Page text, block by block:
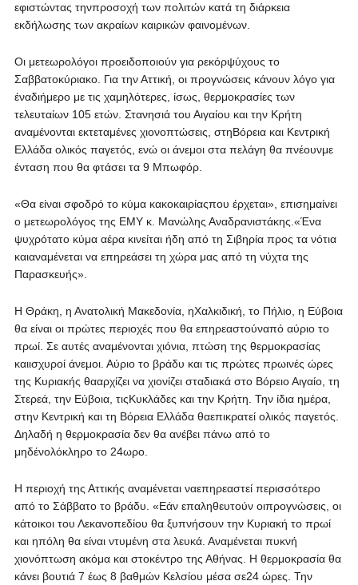
εφιστώντας τηνπροσοχή των πολιτών κατά τη διάρκεια
εκδήλωσης των ακραίων καιρικών φαινομένων.
Οι μετεωρολόγοι προειδοποιούν για ρεκόρψύχους το
Σαββατοκύριακο. Για την Αττική, οι προγνώσεις κάνουν λόγο για
έναδιήμερο με τις χαμηλότερες, ίσως, θερμοκρασίες των
τελευταίων 105 ετών. Στανησιά του Αιγαίου και την Κρήτη
αναμένονται εκτεταμένες χιονοπτώσεις, στηΒόρεια και Κεντρική
Ελλάδα ολικός παγετός, ενώ οι άνεμοι στα πελάγη θα πνέουνμε
ένταση που θα φτάσει τα 9 Μπωφόρ.
«Θα είναι σφοδρό το κύμα κακοκαιρίαςπου έρχεται», επισημαίνει
ο μετεωρολόγος της ΕΜΥ κ. Μανώλης Αναδρανιστάκης.«Ένα
ψυχρότατο κύμα αέρα κινείται ήδη από τη Σιβηρία προς τα νότια
καιαναμένεται να επηρεάσει τη χώρα μας από τη νύχτα της
Παρασκευής».
Η Θράκη, η Ανατολική Μακεδονία, ηΧαλκιδική, το Πήλιο, η Εύβοια
θα είναι οι πρώτες περιοχές που θα επηρεαστούναπό αύριο το
πρωί. Σε αυτές αναμένονται χιόνια, πτώση της θερμοκρασίας
καιισχυροί άνεμοι. Αύριο το βράδυ και τις πρώτες πρωινές ώρες
της Κυριακής θααρχίζει να χιονίζει σταδιακά στο Βόρειο Αιγαίο, τη
Στερεά, την Εύβοια, τιςΚυκλάδες και την Κρήτη. Την ίδια ημέρα,
στην Κεντρική και τη Βόρεια Ελλάδα θαεπικρατεί ολικός παγετός.
Δηλαδή η θερμοκρασία δεν θα ανέβει πάνω από το
μηδένολόκληρο το 24ωρο.
Η περιοχή της Αττικής αναμένεται ναεπηρεαστεί περισσότερο
από το Σάββατο το βράδυ. «Εάν επαληθευτούν οιπρογνώσεις, οι
κάτοικοι του Λεκανοπεδίου θα ξυπνήσουν την Κυριακή το πρωί
και ηπόλη θα είναι ντυμένη στα λευκά. Αναμένεται πυκνή
χιονόπτωση ακόμα και στοκέντρο της Αθήνας. Η θερμοκρασία θα
κάνει βουτιά 7 έως 8 βαθμών Κελσίου μέσα σε24 ώρες. Την